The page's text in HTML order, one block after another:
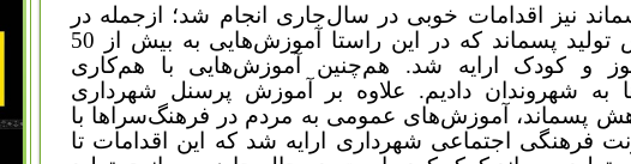
نیز اقدامات خوبی در سال‌جاری انجام شد؛ ازجمله در
زمینه‌ی کاهش تولید پسماند که در این راستا آموزش‌هایی به بیش از 50
و کودک ارایه شد. هم‌چنین آموزش‌هایی با هم‌کاری
به شهروندان دادیم. علاوه بر آموزش پرسنل شهرداری
پسماند، آموزش‌های عمومی به مردم در فرهنگ‌سراها با
فرهنگی اجتماعی شهرداری ارایه شد که این اقدامات تا